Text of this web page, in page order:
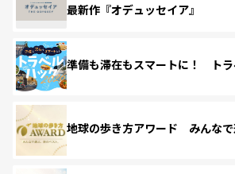
最新作『オデュッセイア』
準備も滞在もスマートに！ ト
地球の歩き方アワード みんなで